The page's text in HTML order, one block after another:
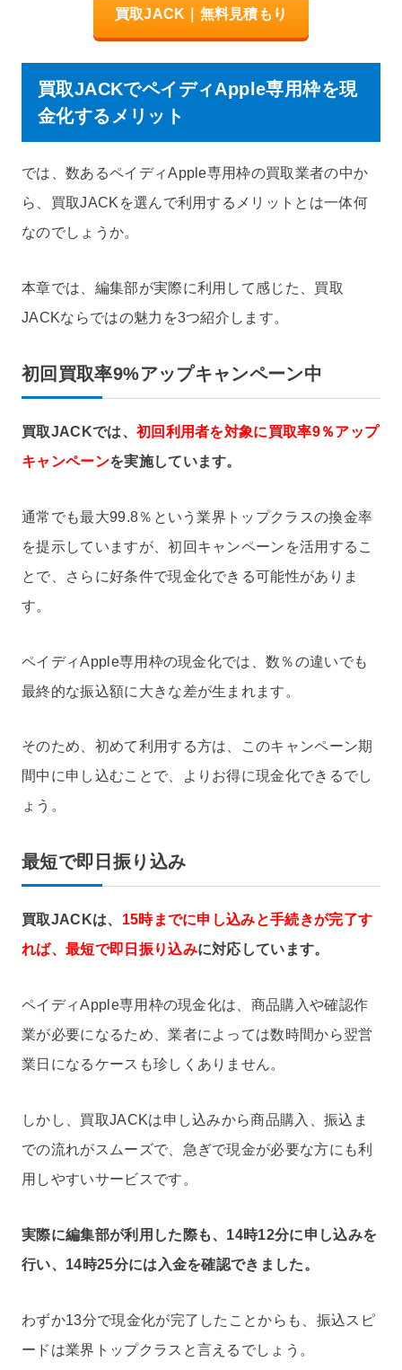
買取JACK｜無料見積もり
買取JACKでペイディApple専用枠を現
金化するメリット
では、数あるペイディApple専用枠の買取業者の中か
ら、買取JACKを選んで利用するメリットとは一体何
なのでしょうか。
本章では、編集部が実際に利用して感じた、買取
JACKならではの魅力を3つ紹介します。
初回買取率9%アップキャンペーン中
買取JACKでは、 初回利用者を対象に買取率9％アップ
キャンペーンを実施しています。
通常でも最大99.8％という業界トップクラスの換金率
を提示していますが、初回キャンペーンを活用するこ
とで、さらに好条件で現金化できる可能性がありま
す。
ペイディApple専用枠の現金化では、数％の違いでも
最終的な振込額に大きな差が生まれます。
そのため、初めて利用する方は、このキャンペーン期
間中に申し込むことで、よりお得に現金化できるでし
ょう。
最短で即日振り込み
買取JACKは、 15時までに申し込みと手続きが完了す
れば、最短で即日振り込みに対応しています。
ペイディApple専用枠の現金化は、商品購入や確認作
業が必要になるため、業者によっては数時間から翌営
業日になるケースも珍しくありません。
しかし、買取JACKは申し込みから商品購入、振込ま
での流れがスムーズで、急ぎで現金が必要な方にも利
用しやすいサービスです。
実際に編集部が利用した際も、14時12分に申し込みを
行い、14時25分には入金を確認できました。
わずか13分で現金化が完了したことからも、振込スピ
ードは業界トップクラスと言えるでしょう。